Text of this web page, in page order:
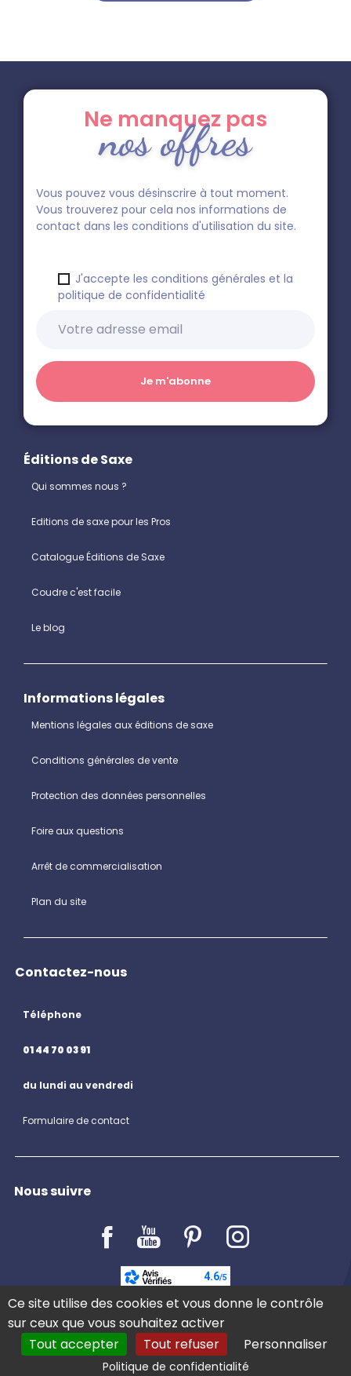
Ne manquez pas
nos offres
Vous pouvez vous désinscrire à tout moment.
Vous trouverez pour cela nos informations de
contact dans les conditions d'utilisation du site.
J'accepte les conditions générales et la
politique de confidentialité
Éditions de Saxe
Qui sommes nous ?
Editions de saxe pour les Pros
Catalogue Éditions de Saxe
Coudre c'est facile
Le blog
Informations légales
Mentions légales aux éditions de saxe
Conditions générales de vente
Protection des données personnelles
Foire aux questions
Arrêt de commercialisation
Plan du site
Contactez-nous
Téléphone
01 44 70 03 91
du lundi au vendredi
Formulaire de contact
Nous suivre
LE BLOG
Ce site utilise des cookies et vous donne le contrôle
sur ceux que vous souhaitez activer
Tout accepter
Tout refuser Personnaliser
Politique de confidentialité